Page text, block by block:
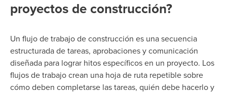
proyectos de construcción?
Un flujo de trabajo de construcción es una secuencia
estructurada de tareas, aprobaciones y comunicación
diseñada para lograr hitos específicos en un proyecto. Los
flujos de trabajo crean una hoja de ruta repetible sobre
cómo deben completarse las tareas, quién debe hacerlo y